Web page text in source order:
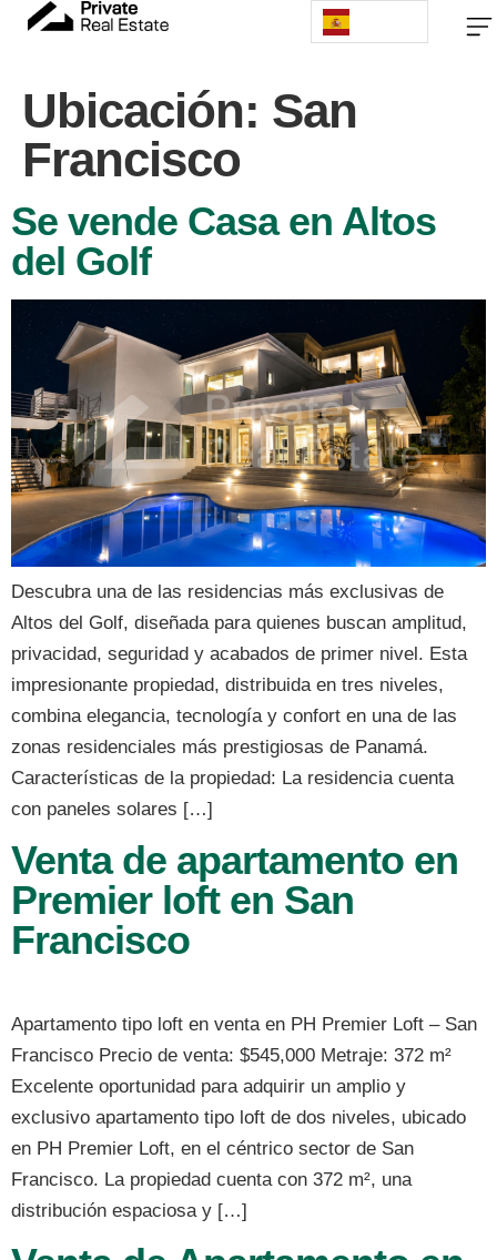
Ubicación: San
Francisco
Se vende Casa en Altos
del Golf
Descubra una de las residencias más exclusivas de
Altos del Golf, diseñada para quienes buscan amplitud,
privacidad, seguridad y acabados de primer nivel. Esta
impresionante propiedad, distribuida en tres niveles,
combina elegancia, tecnología y confort en una de las
zonas residenciales más prestigiosas de Panamá.
Características de la propiedad: La residencia cuenta
con paneles solares […]
Venta de apartamento en
Premier loft en San
Francisco
Apartamento tipo loft en venta en PH Premier Loft – San
Francisco Precio de venta: $545,000 Metraje: 372 m²
Excelente oportunidad para adquirir un amplio y
exclusivo apartamento tipo loft de dos niveles, ubicado
en PH Premier Loft, en el céntrico sector de San
Francisco. La propiedad cuenta con 372 m², una
distribución espaciosa y […]